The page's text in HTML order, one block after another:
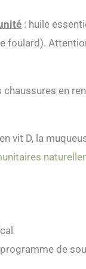
: huile
foulard).
en
vit D, la
de